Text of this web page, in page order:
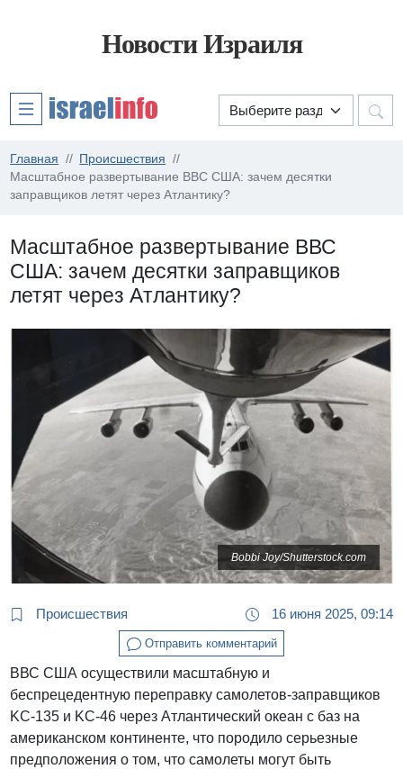
Новости Израиля
Главная
Происшествия
Масштабное развертывание ВВС США: зачем десятки
заправщиков летят через Атлантику?
Масштабное развертывание ВВС
США: зачем десятки заправщиков
летят через Атлантику?
Bobbi Joy/Shutterstock.com
Происшествия 16 июня 2025, 09:14
Отправить комментарий
ВВС США осуществили масштабную и
беспрецедентную переправку самолетов-заправщиков
KC-135 и KC-46 через Атлантический океан с баз на
американском континенте, что породило серьезные
предположения о том, что самолеты могут быть